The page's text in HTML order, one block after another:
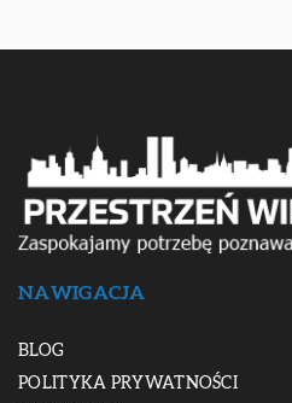
NAWIGACJA
BLOG
POLITYKA PRYWATNOŚCI